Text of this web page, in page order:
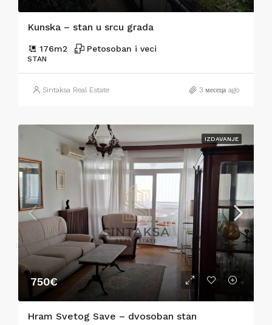
Kunska – stan u srcu grada
176m2 Petosoban i veci
STAN
Sintaksa Real Estate 3 месеца ago
IZDAVANJE
750€
Hram Svetog Save – dvosoban stan